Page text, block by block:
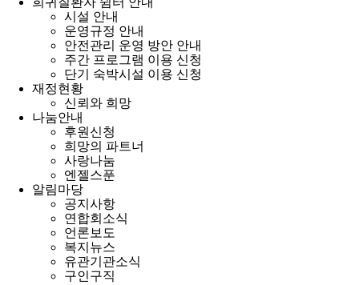
시설 안내
운영규정 안내
안전관리 운영 방안 안내
주간 프로그램 이용 신청
단기 숙박시설 이용 신청
재정현황
신뢰와 희망
나눔안내
후원신청
희망의 파트너
사랑나눔
엔젤스푼
알림마당
공지사항
연합회소식
언론보도
복지뉴스
유관기관소식
구인구직